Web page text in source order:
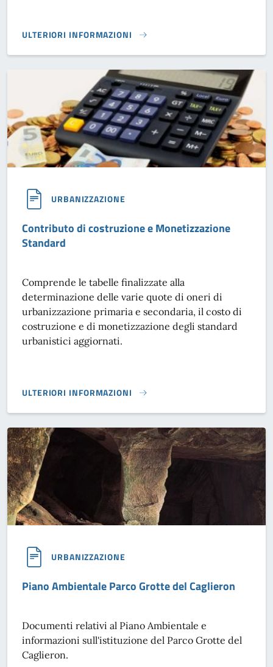
ULTERIORI INFORMAZIONI
PIANO DEGLI INTERVENTI}
URBANIZZAZIONE
Contributo di costruzione e Monetizzazione
Standard
Comprende le tabelle finalizzate alla
determinazione delle varie quote di oneri di
urbanizzazione primaria e secondaria, il costo di
costruzione e di monetizzazione degli standard
urbanistici aggiornati.
ULTERIORI INFORMAZIONI
CONTRIBUTO DI COSTRUZIONE E MONETIZZAZIONE
URBANIZZAZIONE
Piano Ambientale Parco Grotte del Caglieron
Documenti relativi al Piano Ambientale e
informazioni sull'istituzione del Parco Grotte del
Caglieron.